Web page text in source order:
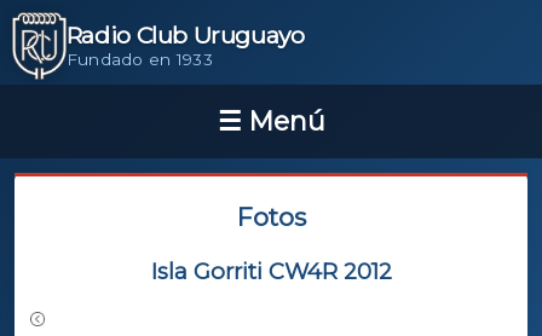
Radio Club Uruguayo
Fundado en 1933
Fotos
Isla Gorriti CW4R 2012